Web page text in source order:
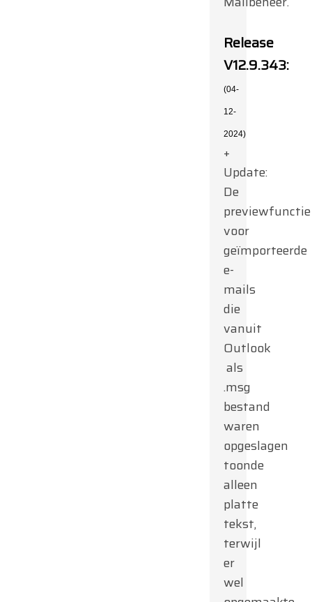
Release
V12.9.343:
(04-
12-
2024)
+
Update:
De
previewfunctie
voor
geïmporteerde
e-
mails
die
vanuit
Outlook
als
.msg
bestand
waren
opgeslagen
toonde
alleen
platte
tekst,
terwijl
er
wel